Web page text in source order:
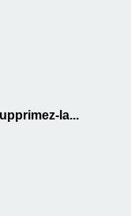
la...